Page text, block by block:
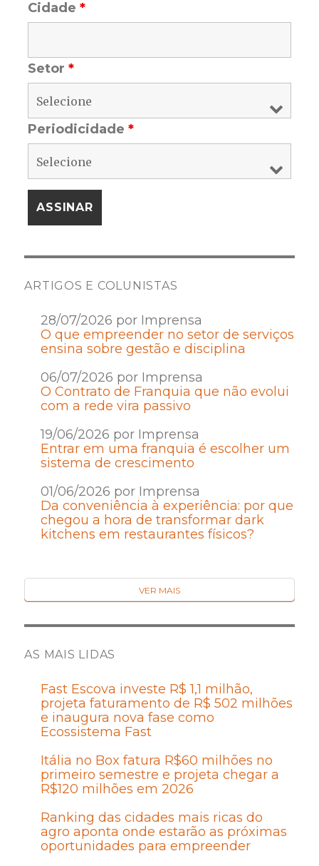
Cidade*
Setor*
Periodicidade*
ARTIGOS E COLUNISTAS
28/07/2026 por Imprensa
O que empreender no setor de serviços
ensina sobre gestão e disciplina
06/07/2026 por Imprensa
O Contrato de Franquia que não evolui
com a rede vira passivo
19/06/2026 por Imprensa
Entrar em uma franquia é escolher um
sistema de crescimento
01/06/2026 por Imprensa
Da conveniência à experiência: por que
chegou a hora de transformar dark
kitchens em restaurantes físicos?
VER MAIS
AS MAIS LIDAS
Fast Escova investe R$ 1,1 milhão,
projeta faturamento de R$ 502 milhões
e inaugura nova fase como
Ecossistema Fast
Itália no Box fatura R$60 milhões no
primeiro semestre e projeta chegar a
R$120 milhões em 2026
Ranking das cidades mais ricas do
agro aponta onde estarão as próximas
oportunidades para empreender